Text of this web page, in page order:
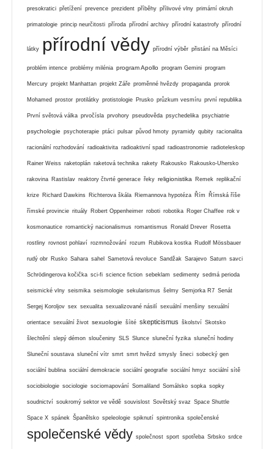
presokratici přetížení prevence prezident příběhy přílivové vlny primární okruh
primatologie princip neurčitosti příroda přírodní archivy přírodní katastrofy přírodní
látky přírodní vědy přírodní výběr přistání na Měsíci
problém intence problémy milénia program Apollo program Gemini program
Mercury projekt Manhattan projekt Záře proměnné hvězdy propaganda prorok
Mohamed prostor protilátky protistologie Prusko průzkum vesmíru první republika
První světová válka prvočísla prvohory pseudověda psychedelika psychiatrie
psychologie psychoterapie ptáci pulsar původ hmoty pyramidy qubity racionalita
racionální rozhodování radioaktivita radioaktivní spad radioastronomie radioteleskop
Rainer Weiss raketoplán raketová technika rakety Rakousko Rakousko-Uhersko
rakovina Rastislav reaktory čtvrté generace řeky religionistika Remek replikační
krize Richard Dawkins Richterova škála Riemannova hypotéza Řím Římská říše
římské provincie rituály Robert Oppenheimer roboti robotika Roger Chaffee rok v
kosmonautice romantický nacionalismus romantismus Ronald Drever Rosetta
rostliny rovnost pohlaví rozmnožování rozum Rubikova kostka Rudolf Mössbauer
rudý obr Rusko Sahara sahel Sametová revoluce Sandžak Sarajevo Saturn savci
Schrödingerova kočička sci-fi science fiction sebeklam sedimenty sedmá perioda
seismické vlny seismika seismologie sekularismus šelmy Semjorka R7 Senát
Sergej Koroljov sex sexualita sexualizované násilí sexuální menšiny sexuální
orientace sexuální život sexuologie šíité skepticismus školství Skotsko
šlechtění slepý démon sloučeniny SLS Slunce sluneční fyzika sluneční hodiny
Sluneční soustava sluneční vítr smrt smrt hvězd smysly šneci sobecký gen
sociální bublina sociální demokracie sociální geografie sociální hmyz sociální sítě
sociobiologie sociologie sociomapování Somaliland Somálsko sopka sopky
soudnictví soukromý sektor ve vědě souvislost Sovětský svaz Space Shuttle
Space X spánek Španělsko speleologie spiknutí spintronika společenské
společenské vědy společnost sport spotřeba Srbsko srdce